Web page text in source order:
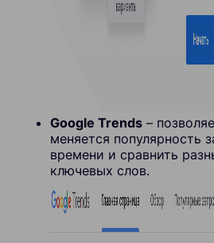
Google Trends –
меняется популярность
времени и сравнить
ключевых слов.